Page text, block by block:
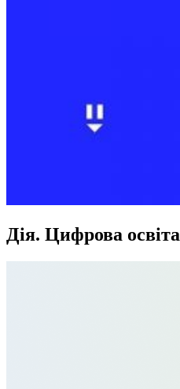
Дія. Цифрова освіта